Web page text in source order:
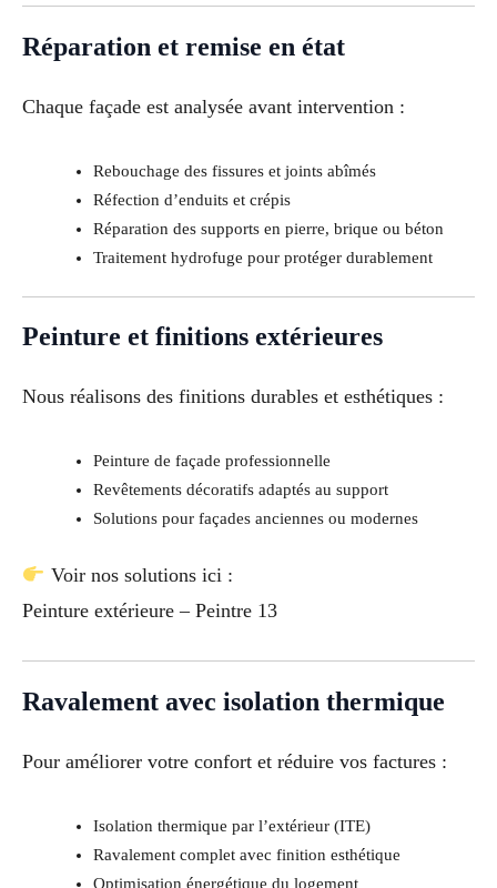
Réparation et remise en état
Chaque façade est analysée avant intervention :
Rebouchage des fissures et joints abîmés
Réfection d’enduits et crépis
Réparation des supports en pierre, brique ou béton
Traitement hydrofuge pour protéger durablement
Peinture et finitions extérieures
Nous réalisons des finitions durables et esthétiques :
Peinture de façade professionnelle
Revêtements décoratifs adaptés au support
Solutions pour façades anciennes ou modernes
Voir nos solutions ici :
Peinture extérieure – Peintre 13
Ravalement avec isolation thermique
Pour améliorer votre confort et réduire vos factures :
Isolation thermique par l’extérieur (ITE)
Ravalement complet avec finition esthétique
Optimisation énergétique du logement